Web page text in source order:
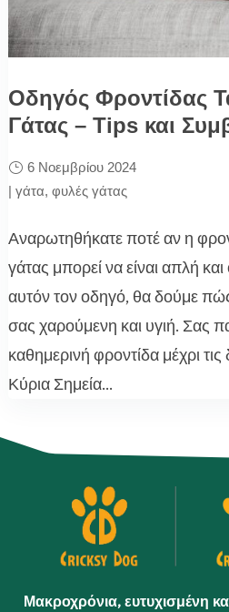
Οδηγός Φροντίδας
Γάτας – Tips και
6 Νοεμβρίου 2024
| γάτα, φυλές γάτας
Αναρωτηθήκατε ποτέ αν η
γάτας μπορεί να είναι απλή
αυτόν τον οδηγό, θα δούμε
σας χαρούμενη και υγιή. Σας
καθημερινή φροντίδα μέχρι
Κύρια Σημεία...
Μακροχρόνια, ευτυχισμένη